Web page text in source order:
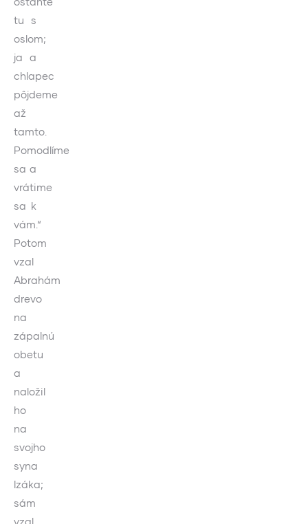
tu s
oslom;
ja a
chlapec
pôjdeme
až
tamto.
Pomodlíme
sa a
vrátime
sa k
vám.“
Potom
vzal
Abrahám
drevo
na
zápalnú
obetu
a
naložil
ho
na
svojho
syna
Izáka;
sám
vzal